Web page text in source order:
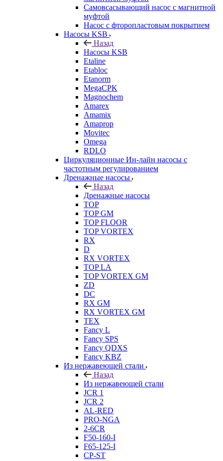
Самовсасывающий насос с магнитной
муфтой
Насос с фторопластовым покрытием
Насосы KSB
Назад
Насосы KSB
Etaline
Etabloc
Etanorm
MegaCPK
Magnochem
Amarex
Amamix
Amaprop
Movitec
Omega
RDLO
Циркуляционные Ин-лайн насосы с
частотным регулированием
Дренажные насосы
Назад
Дренажные насосы
TOP
TOP GM
TOP FLOOR
TOP VORTEX
RX
D
RX VORTEX
TOP LA
TOP VORTEX GM
ZD
DC
RX GM
RX VORTEX GM
TEX
Fancy L
Fancy SPS
Fancy QDXS
Fancy KBZ
Из нержавеющей стали
Назад
Из нержавеющей стали
JCR 1
JCR 2
AL-RED
PRO-NGA
2-6CR
F50-160-I
F65-125-I
CP-ST